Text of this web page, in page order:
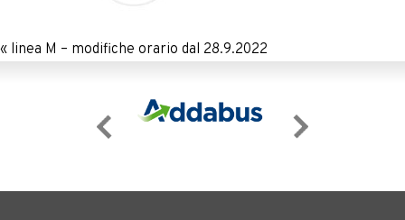
« linea M – modifiche orario dal 28.9.2022